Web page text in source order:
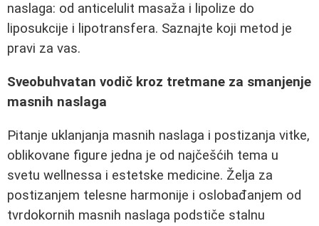
naslaga: od anticelulit masaža i lipolize do
liposukcije i lipotransfera. Saznajte koji metod je
pravi za vas.
Sveobuhvatan vodič kroz tretmane za smanjenje
masnih naslaga
Pitanje uklanjanja masnih naslaga i postizanja vitke,
oblikovane figure jedna je od najčešćih tema u
svetu wellnessa i estetske medicine. Želja za
postizanjem telesne harmonije i oslobađanjem od
tvrdokornih masnih naslaga podstiče stalnu